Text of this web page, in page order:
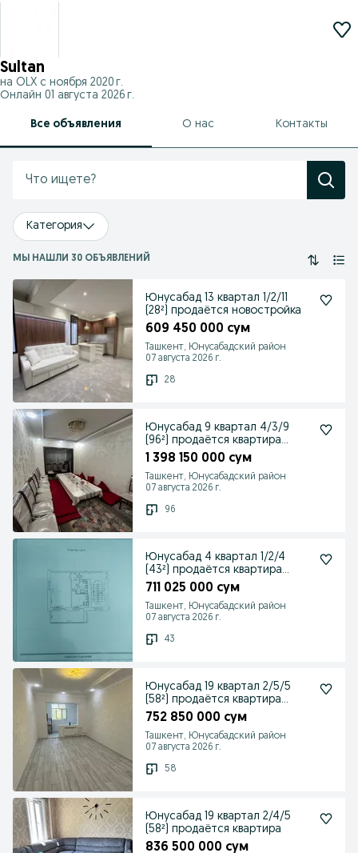
Sultan
на OLX с ноября 2020 г.
Онлайн 01 августа 2026 г.
Все объявления О нас Контакты
Категория
МЫ НАШЛИ 30 ОБЪЯВЛЕНИЙ
Юнусабад 13 квартал 1/2/11
(28²) продаётся новостройка
609 450 000 сум
Ташкент, Юнусабадский район
07 августа 2026 г.
28
Юнусабад 9 квартал 4/3/9
(96²) продаётся квартира
ипотека
1 398 150 000 сум
Ташкент, Юнусабадский район
07 августа 2026 г.
96
Юнусабад 4 квартал 1/2/4
(43²) продаётся квартира
ипотека
711 025 000 сум
Ташкент, Юнусабадский район
07 августа 2026 г.
43
Юнусабад 19 квартал 2/5/5
(58²) продаётся квартира
ипотека
752 850 000 сум
Ташкент, Юнусабадский район
07 августа 2026 г.
58
Юнусабад 19 квартал 2/4/5
(58²) продаётся квартира
836 500 000 сум